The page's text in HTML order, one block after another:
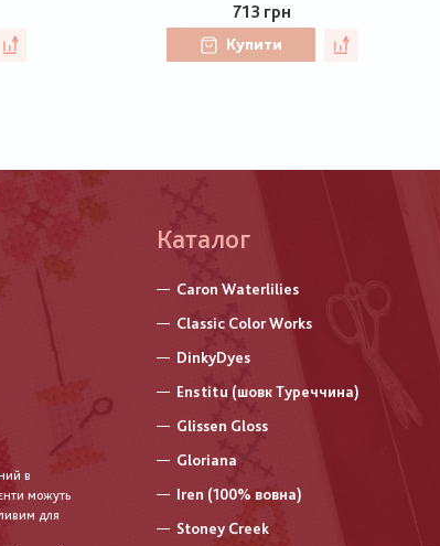
713 грн
Купити
в
можуть
для
Каталог
Caron Waterlilies
Classic Color Works
DinkyDyes
Enstitu (шовк Туреччина)
Glissen Gloss
Gloriana
Iren (100% вовна)
Stoney Creek